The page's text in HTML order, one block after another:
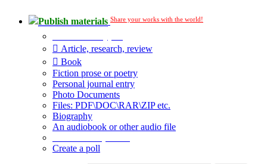
Publish materials Share your works with the world!
Article, research, review
Book
Fiction prose or poetry
Personal journal entry
Photo Documents
Files: PDF\DOC\RAR\ZIP etc.
Biography
An audiobook or other audio file
Create a poll